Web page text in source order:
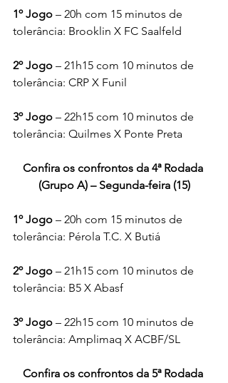
1º Jogo – 20h com 15 minutos de
tolerância: Brooklin X FC Saalfeld
2º Jogo – 21h15 com 10 minutos de
tolerância: CRP X Funil
3º Jogo – 22h15 com 10 minutos de
tolerância: Quilmes X Ponte Preta
Confira os confrontos da 4ª Rodada
(Grupo A) – Segunda-feira (15)
1º Jogo – 20h com 15 minutos de
tolerância: Pérola T.C. X Butiá
2º Jogo – 21h15 com 10 minutos de
tolerância: B5 X Abasf
3º Jogo – 22h15 com 10 minutos de
tolerância: Amplimaq X ACBF/SL
Confira os confrontos da 5ª Rodada